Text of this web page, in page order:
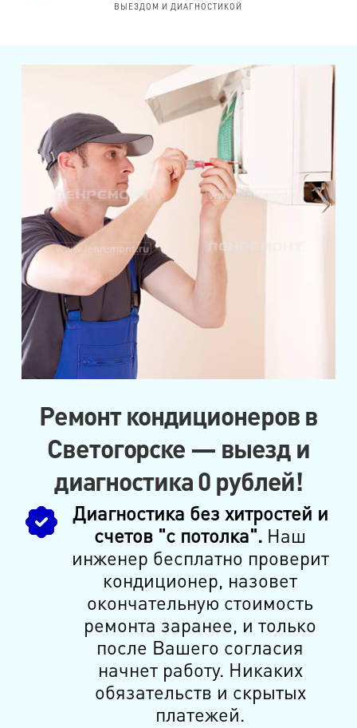
ВЫЕЗДОМ И ДИАГНОСТИКОЙ
Ремонт кондиционеров в
Светогорске — выезд и
диагностика 0 рублей!
Диагностика без хитростей и
счетов "с потолка". Наш
инженер бесплатно проверит
кондиционер, назовет
окончательную стоимость
ремонта заранее, и только
после Вашего согласия
начнет работу. Никаких
обязательств и скрытых
платежей.